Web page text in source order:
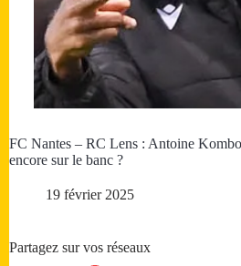
FC Nantes – RC Lens : Antoine
encore sur le banc ?
19 février 2025
Partagez sur vos réseaux